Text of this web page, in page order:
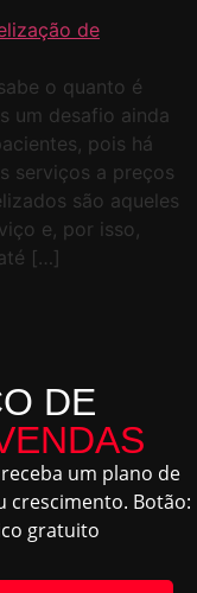
o quanto é
um desafio ainda
pois há
serviços a preços
são aqueles
e, por isso,
[…]
DE
um plano de
crescimento. Botão:
gratuito